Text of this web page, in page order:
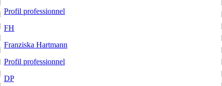
Profil professionnel
FH
Franziska Hartmann
Profil professionnel
DP